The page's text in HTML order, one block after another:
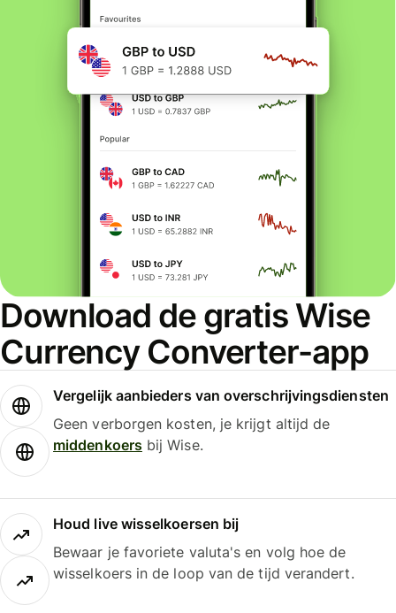
Download de gratis Wise
Currency Converter-app
Vergelijk aanbieders van overschrijvingsdiensten
Geen verborgen kosten, je krijgt altijd de
middenkoersbij Wise.
Houd live wisselkoersen bij
Bewaar je favoriete valuta's en volg hoe de
wisselkoers in de loop van de tijd verandert.